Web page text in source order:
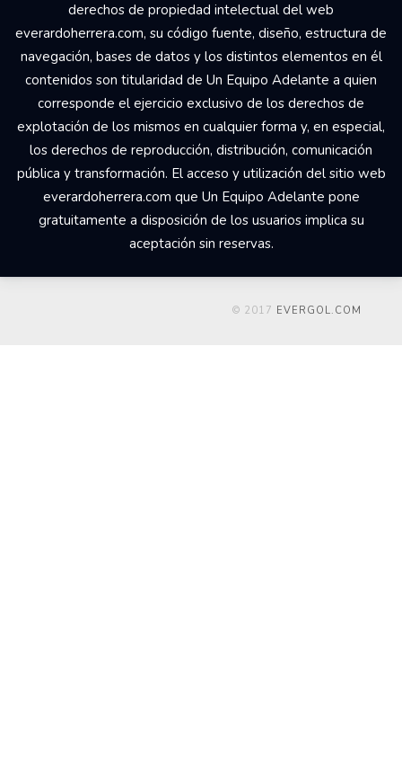
derechos de propiedad intelectual del web
everardoherrera.com, su código fuente, diseño, estructura de
navegación, bases de datos y los distintos elementos en él
contenidos son titularidad de Un Equipo Adelante a quien
corresponde el ejercicio exclusivo de los derechos de
explotación de los mismos en cualquier forma y, en especial,
los derechos de reproducción, distribución, comunicación
pública y transformación. El acceso y utilización del sitio web
everardoherrera.com que Un Equipo Adelante pone
gratuitamente a disposición de los usuarios implica su
aceptación sin reservas.
© 2017 EVERGOL.COM